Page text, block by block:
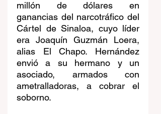
millón de dólares en
ganancias del narcotráfico del
Cártel de Sinaloa, cuyo líder
era Joaquín Guzmán Loera,
alias El Chapo. Hernández
envió a su hermano y un
asociado, armados con
ametralladoras, a cobrar el
soborno.